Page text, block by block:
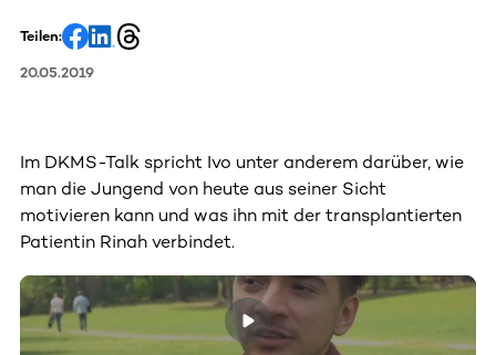
Teilen:
20.05.2019
Im DKMS-Talk spricht Ivo unter anderem darüber, wie
man die Jungend von heute aus seiner Sicht
motivieren kann und was ihn mit der transplantierten
Patientin Rinah verbindet.